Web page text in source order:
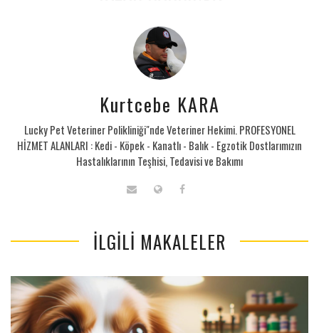
Kurtcebe KARA
Lucky Pet Veteriner Polikliniği"nde Veteriner Hekimi. PROFESYONEL
HİZMET ALANLARI : Kedi - Köpek - Kanatlı - Balık - Egzotik Dostlarımızın
Hastalıklarının Teşhisi, Tedavisi ve Bakımı
İLGILI MAKALELER